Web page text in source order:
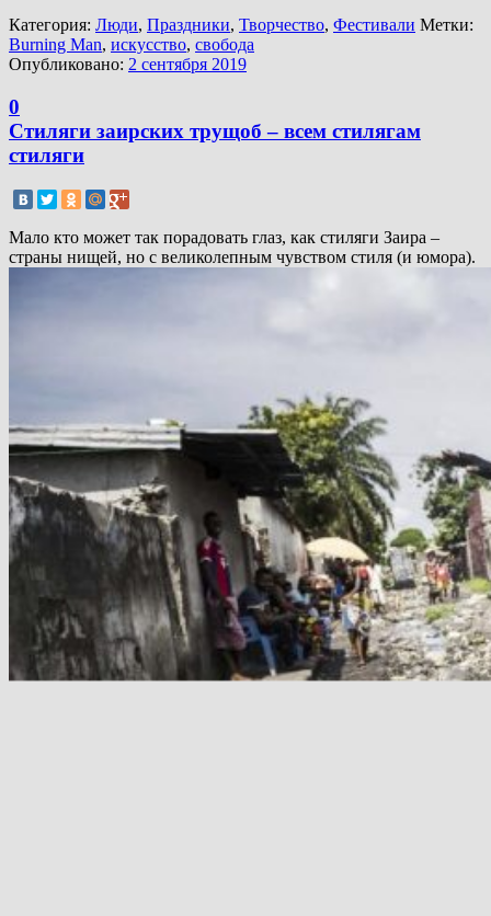
Категория: Люди, Праздники, Творчество, Фестивали Метки:
Burning Man, искусство, свобода
Опубликовано: 2 сентября 2019
0
Стиляги заирских трущоб – всем стилягам
стиляги
Мало кто может так порадовать глаз, как стиляги Заира –
страны нищей, но с великолепным чувством стиля (и юмора).